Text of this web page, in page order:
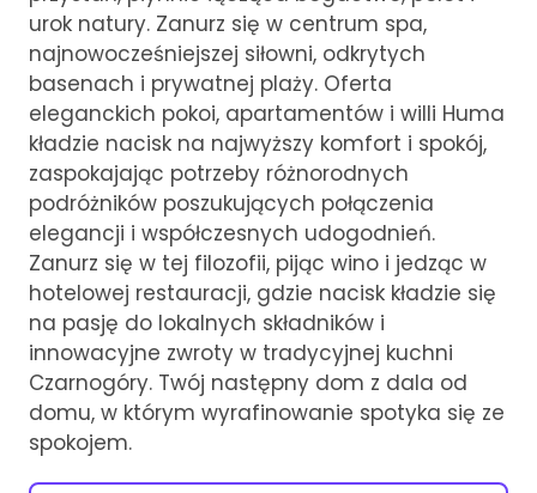
urok natury. Zanurz się w centrum spa,
najnowocześniejszej siłowni, odkrytych
basenach i prywatnej plaży. Oferta
eleganckich pokoi, apartamentów i willi Huma
kładzie nacisk na najwyższy komfort i spokój,
zaspokajając potrzeby różnorodnych
podróżników poszukujących połączenia
elegancji i współczesnych udogodnień.
Zanurz się w tej filozofii, pijąc wino i jedząc w
hotelowej restauracji, gdzie nacisk kładzie się
na pasję do lokalnych składników i
innowacyjne zwroty w tradycyjnej kuchni
Czarnogóry. Twój następny dom z dala od
domu, w którym wyrafinowanie spotyka się ze
spokojem.